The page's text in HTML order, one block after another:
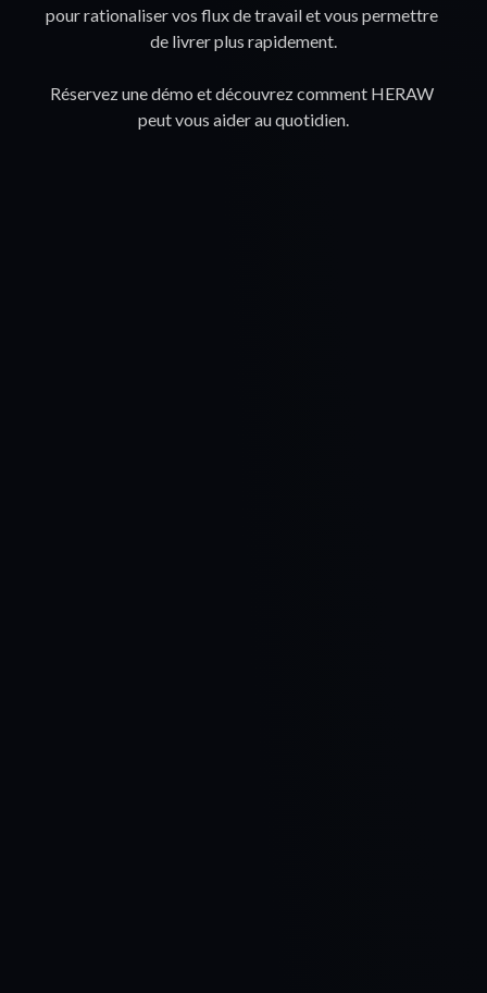
pour rationaliser vos flux de travail et vous permettre
de livrer plus rapidement.
Réservez une démo et découvrez comment HERAW
peut vous aider au quotidien.